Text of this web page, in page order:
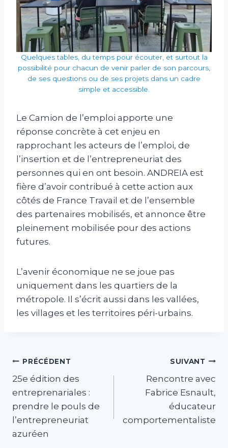
Quelques tables, du temps pour écouter, et surtout la
possibilité pour chacun de venir parler de son parcours,
de ses questions ou de ses projets dans un cadre
simple et accessible.
Le Camion de l’emploi apporte une
réponse concrète à cet enjeu en
rapprochant les acteurs de l’emploi, de
l’insertion et de l’entrepreneuriat des
personnes qui en ont besoin. ANDREIA est
fière d’avoir contribué à cette action aux
côtés de France Travail et de l’ensemble
des partenaires mobilisés, et annonce être
pleinement mobilisée pour des actions
futures.
L’avenir économique ne se joue pas
uniquement dans les quartiers de la
métropole. Il s’écrit aussi dans les vallées,
les villages et les territoires péri-urbains.
PRÉCÉDENT
25e édition des
entreprenariales :
prendre le pouls de
l’entrepreneuriat
azuréen
SUIVANT
Rencontre avec
Fabrice Esnault,
éducateur
comportementaliste